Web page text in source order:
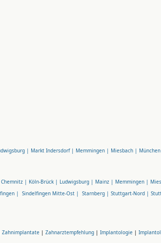
| Markt Indersdorf | Memmingen | Miesbach |
Chemnitz | Köln-Brück | Ludwigsburg | Mainz | Memmingen |
| Sindelfingen Mitte-Ost | Starnberg | Stuttgart-Nord |
Zahnimplantate | Zahnarztempfehlung | Implantologie |